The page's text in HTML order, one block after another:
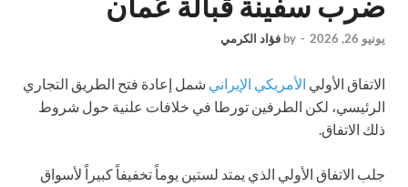
يونيو 26, 2026 -
by فؤاد الكرمي
الاتفاق الأولي الأمريكي الإيراني شمل إعادة فتح الطريق التجاري
الرئيسي، لكن الطرفين تورطا في خلافات علنية حول شروط
ذلك الاتفاق.
جلب الاتفاق الأولي الذي يمتد لستين يوماً تخفيفاً كبيراً لأسواق